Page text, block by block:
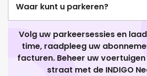
Waar kunt u parkeren?
Volg uw parkeersessies en
time, raadpleeg uw
facturen. Beheer uw
straat met de INDIGO